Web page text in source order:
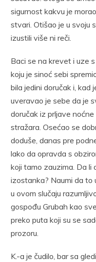
sigurnost kakvu je
stvari. Otišao je u svoju
izustili više ni reči.
Baci se na krevet i uze
koju je sinoć sebi
bila jedini doručak i, kad
uveravao je sebe da je
doručak iz prljave
stražara. Osećao se
doduše, danas pre
lako da opravda s
koji tamo zauzima. Da
izostanka? Naumi da to
u ovom slučaju
gospođu Grubah kao
preko puta koji su se
prozoru.
K.-a je čudilo, bar sa